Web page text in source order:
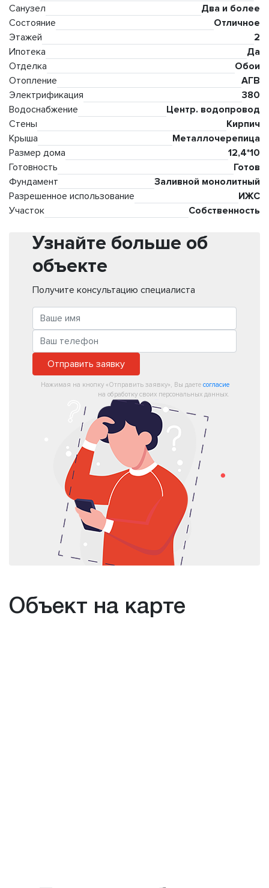
Санузел
Два и более
Состояние
Отличное
Этажей
2
Ипотека
Да
Отделка
Обои
Отопление
АГВ
Электрификация
380
Водоснабжение
Центр. водопровод
Стены
Кирпич
Крыша
Металлочерепица
Размер дома
12,4*10
Готовность
Готов
Фундамент
Заливной монолитный
Разрешенное использование
ИЖС
Участок
Собственность
Узнайте больше об
объекте
Получите консультацию специалиста
Отправить заявку
Нажимая на кнопку «Отправить заявку», Вы даете согласие
на обработку своих персональных данных.
Объект на карте